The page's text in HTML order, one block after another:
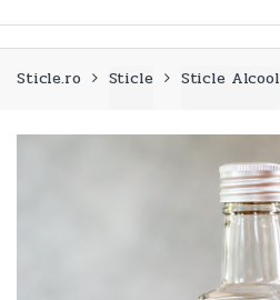
Sticle.ro Sticle Sticle Alcool